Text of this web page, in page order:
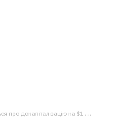
докапіталізацію на $1 млрд